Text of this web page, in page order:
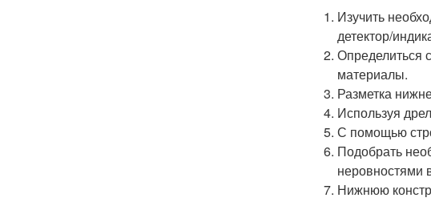
Изучить
детектор/
Определиться
материалы.
Разметка
Используя
С помощью
Подобрать
неровностями
Нижнюю